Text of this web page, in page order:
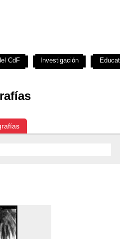
CdF Investigación